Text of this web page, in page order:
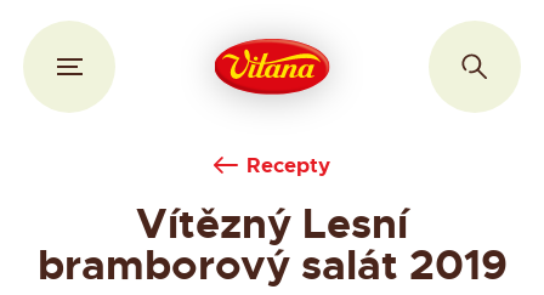
Recepty
Vítězný Lesní
bramborový salát 2019